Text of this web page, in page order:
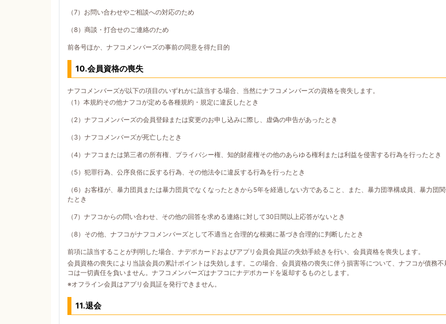
（7）お問い合わせやご相談への対応のため
（8）商談・打合せのご連絡のため
前各号ほか、ナフコメンバーズの事前の同意を得た目的
10.会員資格の喪失
ナフコメンバーズが以下の項目のいずれかに該当する場合、当然にナフコメンバーズの資格を喪失します。
（1）本規約その他ナフコが定める各種規約・規定に違反したとき
（2）ナフコメンバーズの会員登録または変更のお申し込みに際し、虚偽の申告があったとき
（3）ナフコメンバーズが死亡したとき
（4）ナフコまたは第三者の所有権、プライバシー権、知的財産権その他のあらゆる権利または利益を侵害する行為を行ったとき
（5）犯罪行為、公序良俗に反する行為、その他法令に違反する行為を行ったとき
（6）お客様が、暴力団員または暴力団員でなくなったときから5年を経過しない方であること、また、暴力団準構成員、暴力団
たとき
（7）ナフコからの問い合わせ、その他の回答を求める連絡に対して30日間以上応答がないとき
（8）その他、ナフコがナフコメンバーズとして不適当と合理的な根拠に基づき合理的に判断したとき
前項に該当することが判明した場合、ナデポカードおよびアプリ会員会員証の失効手続きを行い、会員資格を喪失します。
会員資格の喪失により当該会員の累計ポイントは失効します。この場合、会員資格の喪失に伴う損害等について、ナフコが債務
コは一切責任を負いません。ナフコメンバーズはナフコにナデポカードを返却するものとします。
※オフライン会員はアプリ会員証を発行できません。
11.退会